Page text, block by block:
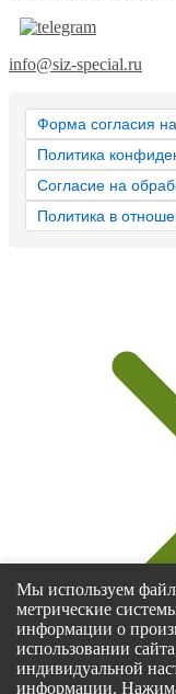
info@siz-special.ru
Форма согласия
Политика
Согласие на
Политика в
Мы используем
метрические
информации о
использовании
индивидуальной
информации.